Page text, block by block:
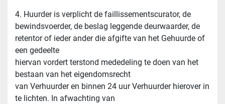
4. Huurder is verplicht de faillissementscurator, de
bewindsvoerder, de beslag leggende deurwaarder, de
retentor of ieder ander die afgifte van het Gehuurde of
een gedeelte
hiervan vordert terstond mededeling te doen van het
bestaan van het eigendomsrecht
van Verhuurder en binnen 24 uur Verhuurder hierover in
te lichten. In afwachting van